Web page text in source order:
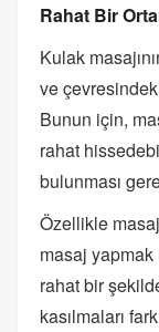
Rahat Bir
Kulak
ve
Bunun için,
rahat
bulunması
Özellikle
masaj
rahat bir
kasılmaları